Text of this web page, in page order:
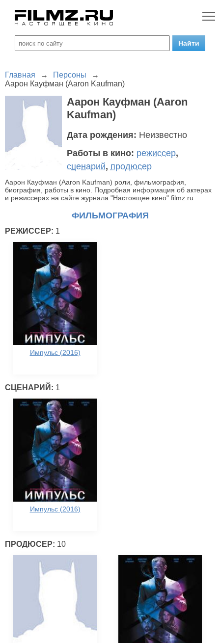
Главная → Персоны
→
Аарон Кауфман (Aaron Kaufman)
Аарон Кауфман (Aaron
Kaufman)
Дата рождения: Неизвестно
Работы в кино: режиссер,
сценарий, продюсер
Аарон Кауфман (Aaron Kaufman) роли, фильмография,
биография, работы в кино. Подробная информация об актерах
и режиссерах на сайте журнала "Настоящее кино" filmz.ru
ФИЛЬМОГРАФИЯ
РЕЖИССЕР: 1
Импульс (2016)
СЦЕНАРИЙ: 1
Импульс (2016)
ПРОДЮСЕР: 10